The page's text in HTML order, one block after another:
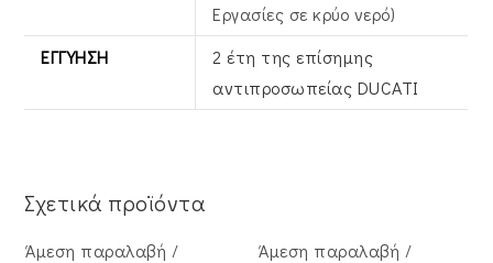
Εργασίες σε κρύο νερό)
ΕΓΓΎΗΣΗ
2 έτη της επίσημης
αντιπροσωπείας DUCATI
Σχετικά προϊόντα
Άμεση παραλαβή /
Άμεση παραλαβή /